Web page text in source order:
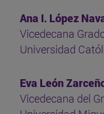
Ana I. López
Vicedecana
Universidad
Eva León
Vicedecana del